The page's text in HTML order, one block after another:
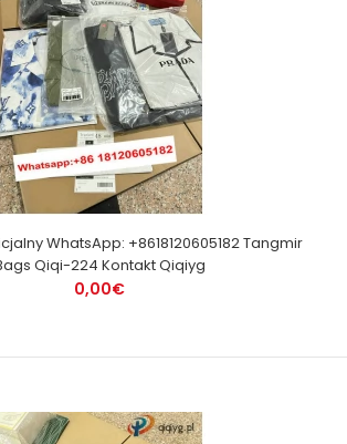
WhatsApp: +8618120605182 Tangmir
Qiqi-224 Kontakt Qiqiyg
0,00€